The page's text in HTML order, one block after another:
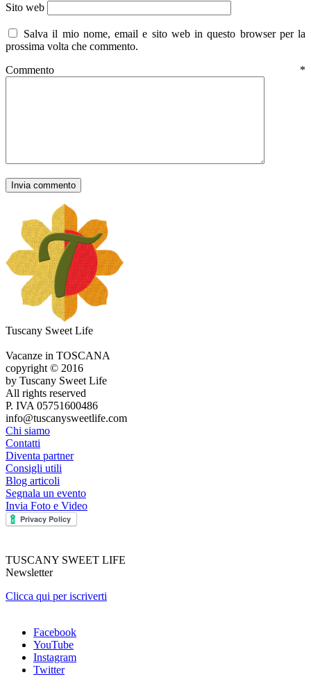
Sito web
Salva il mio nome, email e sito web in questo browser per la
prossima volta che commento.
Commento *
Tuscany Sweet Life
Vacanze in TOSCANA
copyright © 2016
by Tuscany Sweet Life
All rights reserved
P. IVA 05751600486
info@tuscanysweetlife.com
Chi siamo
Contatti
Diventa partner
Consigli utili
Blog articoli
Segnala un evento
Invia Foto e Video
TUSCANY SWEET LIFE
Newsletter
Clicca qui per iscriverti
Facebook
YouTube
Instagram
Twitter